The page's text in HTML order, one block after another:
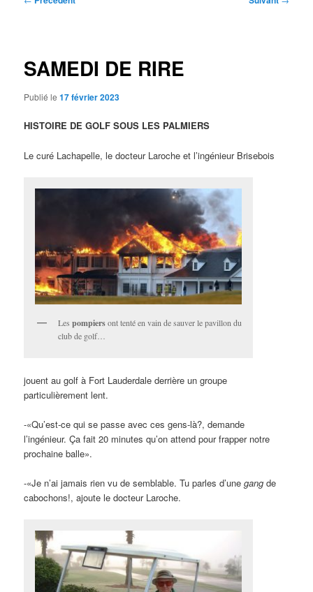
SAMEDI DE RIRE
Publié le17 février 2023
HISTOIRE DE GOLF SOUS LES PALMIERS
Le curé Lachapelle, le docteur Laroche et l’ingénieur Brisebois
Lespompiersont tenté en vain de sauver le pavillon du
club de golf…
jouent au golf à Fort Lauderdale derrière un groupe
particulièrement lent.
-«Qu’est-ce qui se passe avec ces gens-là?, demande
l’ingénieur. Ça fait 20 minutes qu’on attend pour frapper notre
prochaine balle».
-«Je n’ai jamais rien vu de semblable. Tu parles d’unegang de
cabochons!, ajoute le docteur Laroche.